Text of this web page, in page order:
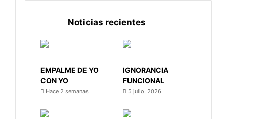
Noticias recientes
EMPALME DE YO
CON YO
Hace 2 semanas
IGNORANCIA
FUNCIONAL
5 julio, 2026